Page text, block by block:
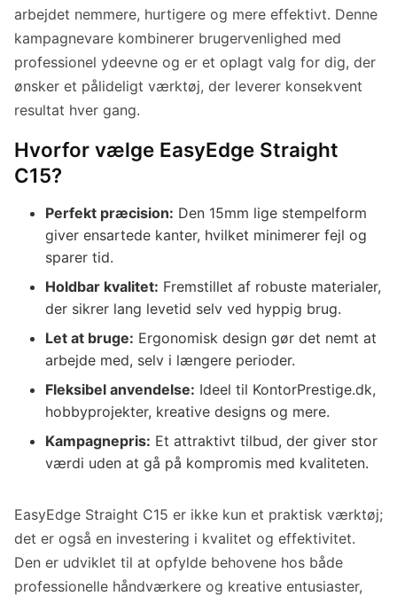
arbejdet nemmere, hurtigere og mere effektivt. Denne
kampagnevare kombinerer brugervenlighed med
professionel ydeevne og er et oplagt valg for dig, der
ønsker et pålideligt værktøj, der leverer konsekvent
resultat hver gang.
Hvorfor vælge EasyEdge Straight
C15?
Perfekt præcision: Den 15mm lige stempelform
giver ensartede kanter, hvilket minimerer fejl og
sparer tid.
Holdbar kvalitet: Fremstillet af robuste materialer,
der sikrer lang levetid selv ved hyppig brug.
Let at bruge: Ergonomisk design gør det nemt at
arbejde med, selv i længere perioder.
Fleksibel anvendelse: Ideel til KontorPrestige.dk,
hobbyprojekter, kreative designs og mere.
Kampagnepris: Et attraktivt tilbud, der giver stor
værdi uden at gå på kompromis med kvaliteten.
EasyEdge Straight C15 er ikke kun et praktisk værktøj;
det er også en investering i kvalitet og effektivitet.
Den er udviklet til at opfylde behovene hos både
professionelle håndværkere og kreative entusiaster,